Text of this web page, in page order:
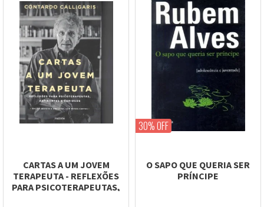
CARTAS A UM JOVEM
TERAPEUTA - REFLEXÕES
PARA PSICOTERAPEUTAS,
30% OFF
O SAPO QUE QUERIA SER
PRÍNCIPE